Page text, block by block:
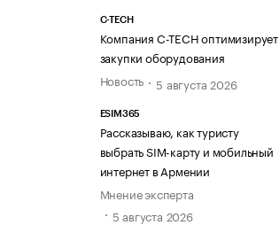
C-TECH
Компания C-TECH оптимизирует
закупки оборудования
Новость
5 августа 2026
ESIM365
Рассказываю, как туристу
выбрать SIM-карту и мобильный
интернет в Армении
Мнение эксперта
5 августа 2026